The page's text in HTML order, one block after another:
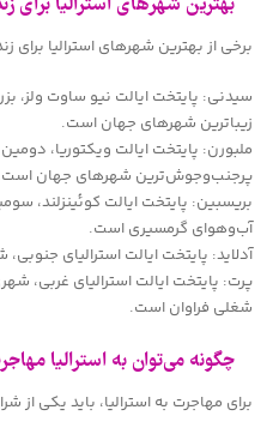
بهترین شهرهای استرالیا برای
برخی از بهترین شهرهای استرالیا برای
سیدنی: پایتخت ایالت نیو ساوت ولز،
زیباترین شهرهای جهان است.
ملبورن: پایتخت ایالت ویکتوریا،
پرجنب‌وجوش‌ترین شهرهای جهان
بریسبین: پایتخت ایالت کوئینزلند،
آب‌وهوای گرمسیری است.
آدلاید: پایتخت ایالت استرالیای
پرت: پایتخت ایالت استرالیای غربی،
شغلی فراوان است.
چگونه می‌توان به استرالیا
برای مهاجرت به استرالیا، باید یکی از